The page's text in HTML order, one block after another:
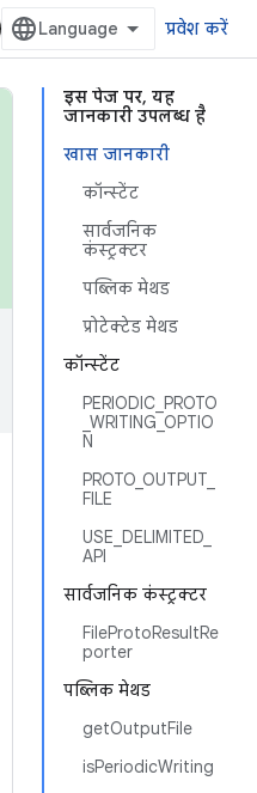
प्रवेश करें
इस पेज पर, यह
जानकारी उपलब्ध है
खास जानकारी
कॉन्स्टेंट
सार्वजनिक
कंस्ट्रक्टर
पब्लिक मेथड
प्रोटेक्टेड मेथड
कॉन्स्टेंट
PERIODIC_PROTO
_WRITING_OPTIO
N
PROTO_OUTPUT_
FILE
USE_DELIMITED_
API
सार्वजनिक कंस्ट्रक्टर
FileProtoResultRe
porter
पब्लिक मेथड
getOutputFile
isPeriodicWriting